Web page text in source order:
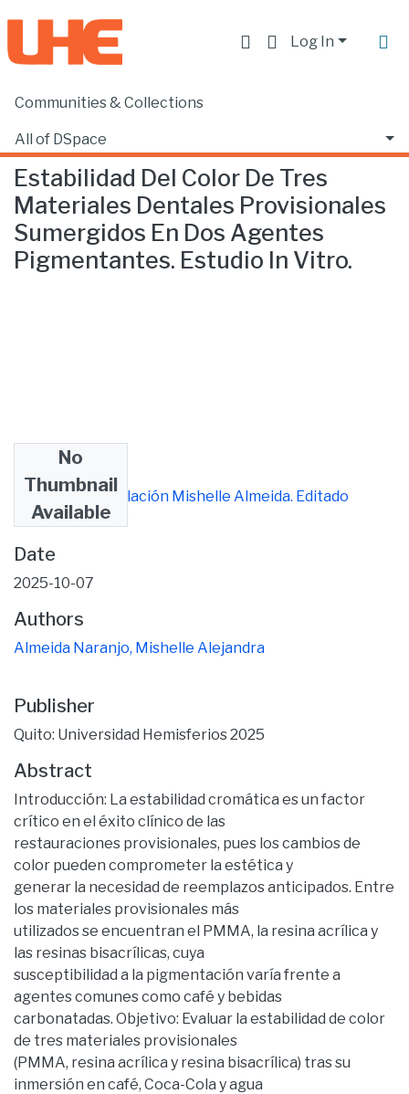
Log In
Communities & Collections
All of DSpace
Statistics
Home
Estabilidad Del Color De Tres
Materiales Dentales Provisionales
Sumergidos En Dos Agentes
Pigmentantes. Estudio In Vitro.
No
Thumbnail
Available
Proyecto de titulación Mishelle Almeida. Editado
(1).pdf(411.14 KB)
Date
2025-10-07
Authors
Almeida Naranjo, Mishelle Alejandra
Publisher
Quito: Universidad Hemisferios 2025
Abstract
Introducción: La estabilidad cromática es un factor
crítico en el éxito clínico de las
restauraciones provisionales, pues los cambios de
color pueden comprometer la estética y
generar la necesidad de reemplazos anticipados. Entre
los materiales provisionales más
utilizados se encuentran el PMMA, la resina acrílica y
las resinas bisacrílicas, cuya
susceptibilidad a la pigmentación varía frente a
agentes comunes como café y bebidas
carbonatadas. Objetivo: Evaluar la estabilidad de color
de tres materiales provisionales
(PMMA, resina acrílica y resina bisacrílica) tras su
inmersión en café, Coca-Cola y agua